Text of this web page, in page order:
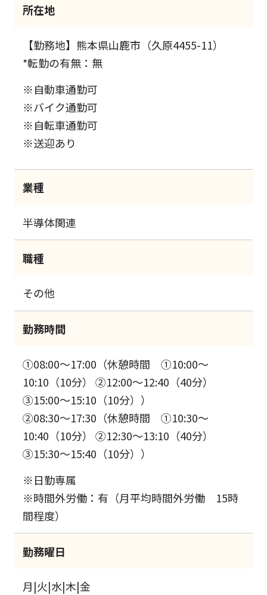
所在地
【勤務地】熊本県山鹿市（久原4455-11）
*転勤の有無：無
※自動車通勤可
※バイク通勤可
※自転車通勤可
※送迎あり
業種
半導体関連
職種
その他
勤務時間
①08:00～17:00（休憩時間 ①10:00～
10:10（10分） ②12:00～12:40（40分）
③15:00～15:10（10分））
②08:30～17:30（休憩時間 ①10:30～
10:40（10分） ②12:30～13:10（40分）
③15:30～15:40（10分））
※日勤専属
※時間外労働：有（月平均時間外労働 15時
間程度）
勤務曜日
月|火|水|木|金